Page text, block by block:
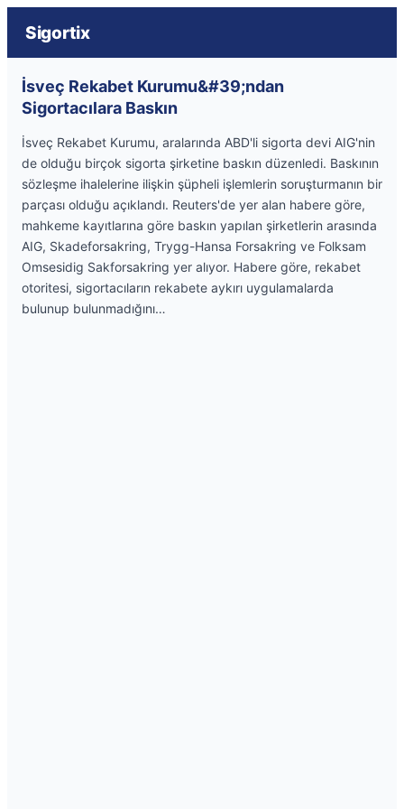
Sigortix
İsveç Rekabet Kurumu&#39;ndan
Sigortacılara Baskın
İsveç Rekabet Kurumu, aralarında ABD'li sigorta devi AIG'nin
de olduğu birçok sigorta şirketine baskın düzenledi. Baskının
sözleşme ihalelerine ilişkin şüpheli işlemlerin soruşturmanın bir
parçası olduğu açıklandı. Reuters'de yer alan habere göre,
mahkeme kayıtlarına göre baskın yapılan şirketlerin arasında
AIG, Skadeforsakring, Trygg-Hansa Forsakring ve Folksam
Omsesidig Sakforsakring yer alıyor. Habere göre, rekabet
otoritesi, sigortacıların rekabete aykırı uygulamalarda
bulunup bulunmadığını…